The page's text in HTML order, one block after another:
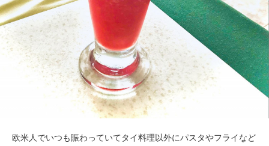
欧米人でいつも賑わっていてタイ料理以外にパスタやフライなど